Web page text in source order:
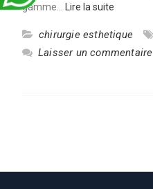
gamme…
Lire la suite
chirurgie esthetique
Laisser un commentaire